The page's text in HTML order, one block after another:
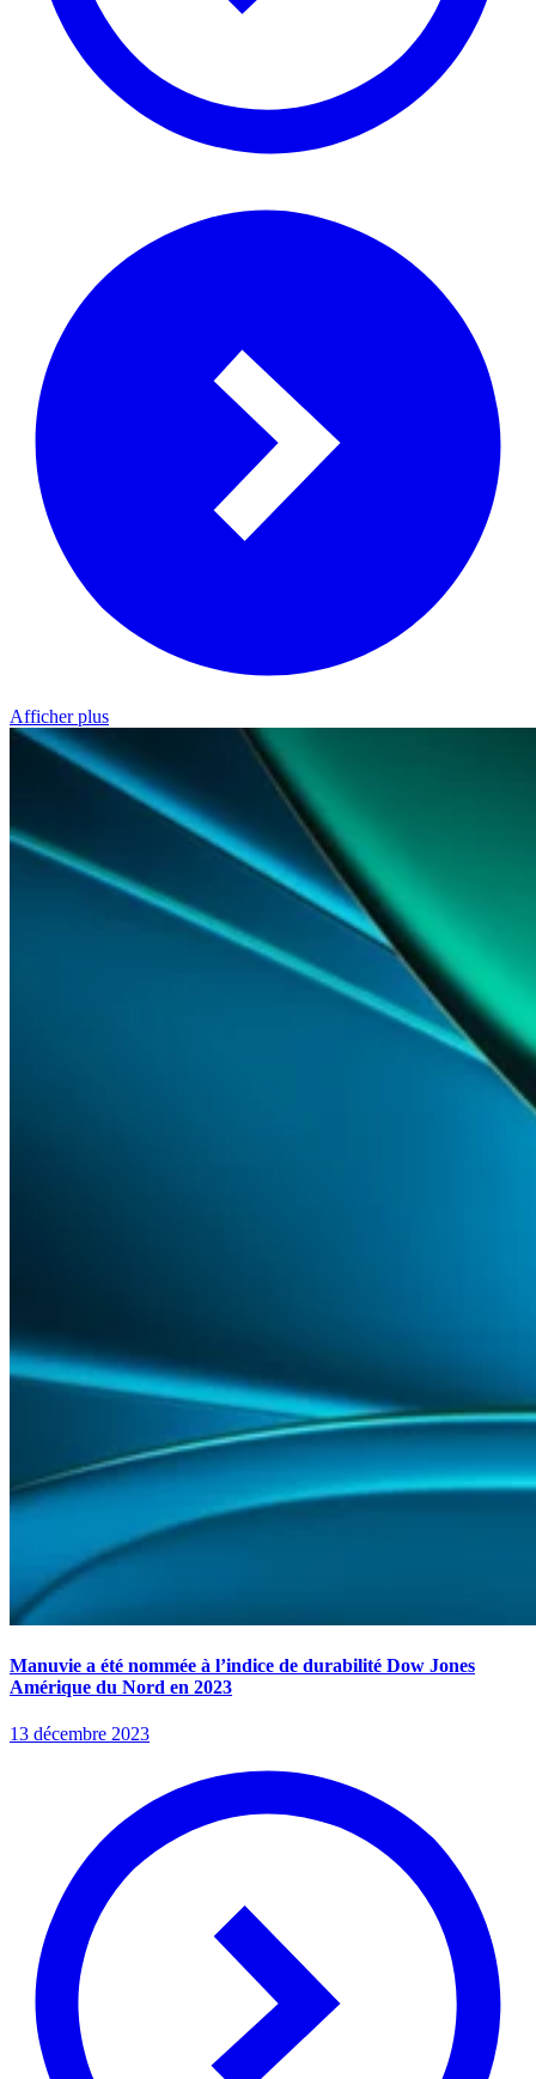
Afficher plus
Manuvie a été nommée à l’indice de durabilité Dow Jones
Amérique du Nord en 2023
13 décembre 2023